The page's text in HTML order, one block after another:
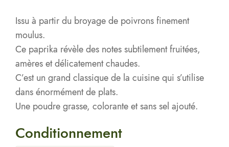
Issu à partir du broyage de poivrons finement
moulus.
Ce paprika révèle des notes subtilement fruitées,
amères et délicatement chaudes.
C’est un grand classique de la cuisine qui s’utilise
dans énormément de plats.
Une poudre grasse, colorante et sans sel ajouté.
Conditionnement